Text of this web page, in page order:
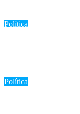
Política
Política